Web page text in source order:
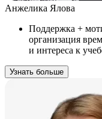
Анжелика Ялова
Поддержка +
организация
и интереса к
Узнать больше